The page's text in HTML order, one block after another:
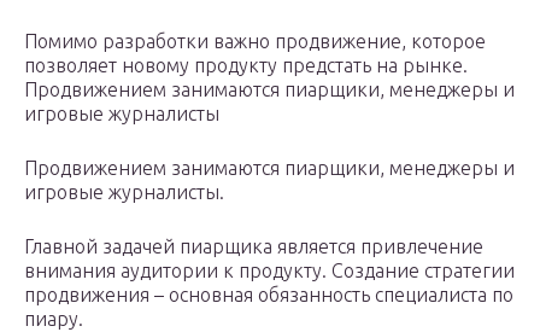
Помимо разработки важно продвижение, которое
позволяет новому продукту предстать на рынке.
Продвижением занимаются пиарщики, менеджеры и
игровые журналисты
Продвижением занимаются пиарщики, менеджеры и
игровые журналисты.
Главной задачей пиарщика является привлечение
внимания аудитории к продукту. Создание стратегии
продвижения – основная обязанность специалиста по
пиару.